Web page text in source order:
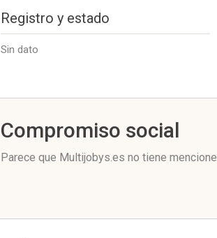
Registro y estado
Sin dato
Compromiso social
Parece que Multijobys.es no tiene